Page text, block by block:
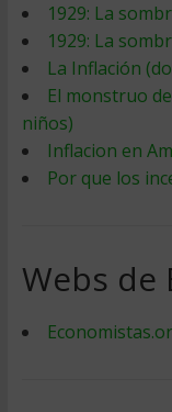
1929: La
1929: La
La Inflación
El monstruo
niños)
Inflacion en
Por que los
Webs de